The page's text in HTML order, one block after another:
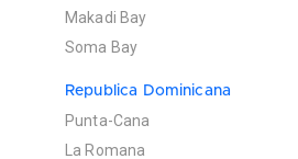
Makadi Bay
Soma Bay
Republica Dominicana
Punta-Cana
La Romana